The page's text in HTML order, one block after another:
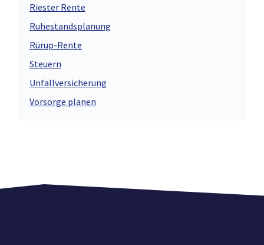
Riester Rente
Ruhestandsplanung
Rürup-Rente
Steuern
Unfallversicherung
Vorsorge planen